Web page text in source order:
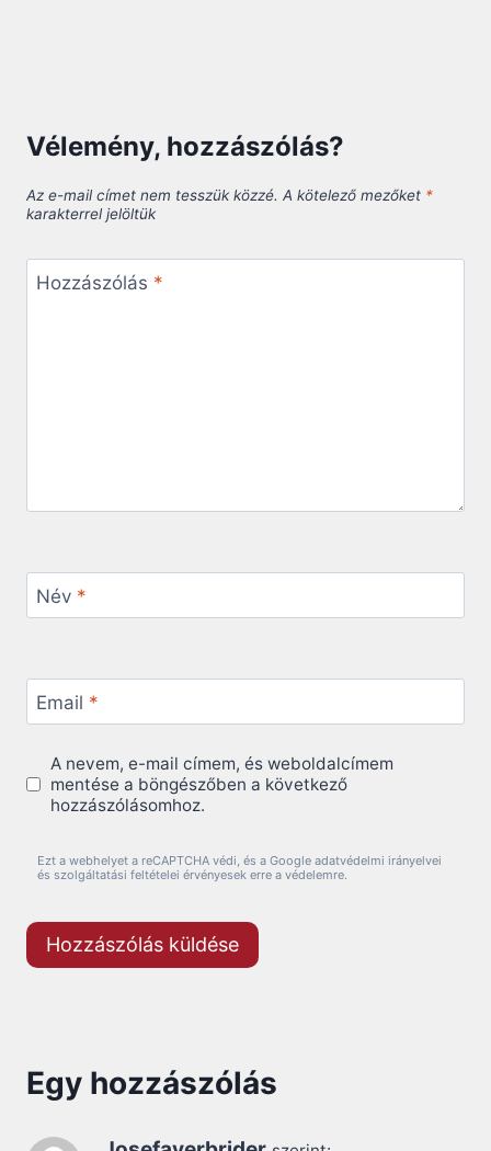
Vélemény, hozzászólás?
Az e-mail címet nem tesszük közzé. A kötelező mezőket *
karakterrel jelöltük
Hozzászólás *
Név *
Email *
A nevem, e-mail címem, és weboldalcímem
mentése a böngészőben a következő
hozzászólásomhoz.
Ezt a webhelyet a reCAPTCHA védi, és a Google adatvédelmi irányelvei
és szolgáltatási feltételei érvényesek erre a védelemre.
Egy hozzászólás